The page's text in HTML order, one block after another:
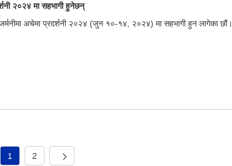
२०२४ मा सहभागी हुनेछन्
जर्मनीमा अचेमा प्रदर्शनी २०२४ (जुन १०-१४, २०२४) मा सहभागी हुन लागेका छौं।
1 2